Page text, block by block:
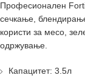
Професионален
сечкање,
користи за месо,
одржување.
Капацитет: 3.5л